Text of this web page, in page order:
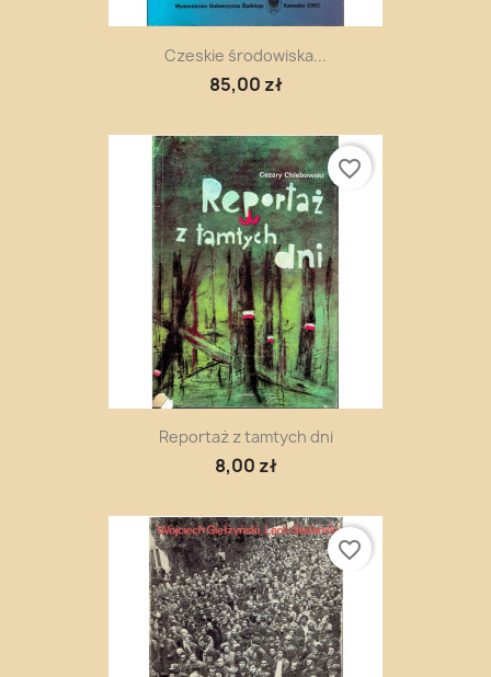
Czeskie środowiska...
85,00 zł
Reportaż z tamtych dni
8,00 zł
favorite_border
favorite_border